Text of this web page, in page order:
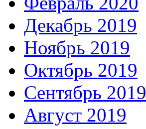
Декабрь 2019
Ноябрь 2019
Октябрь 2019
Сентябрь 2019
Август 2019